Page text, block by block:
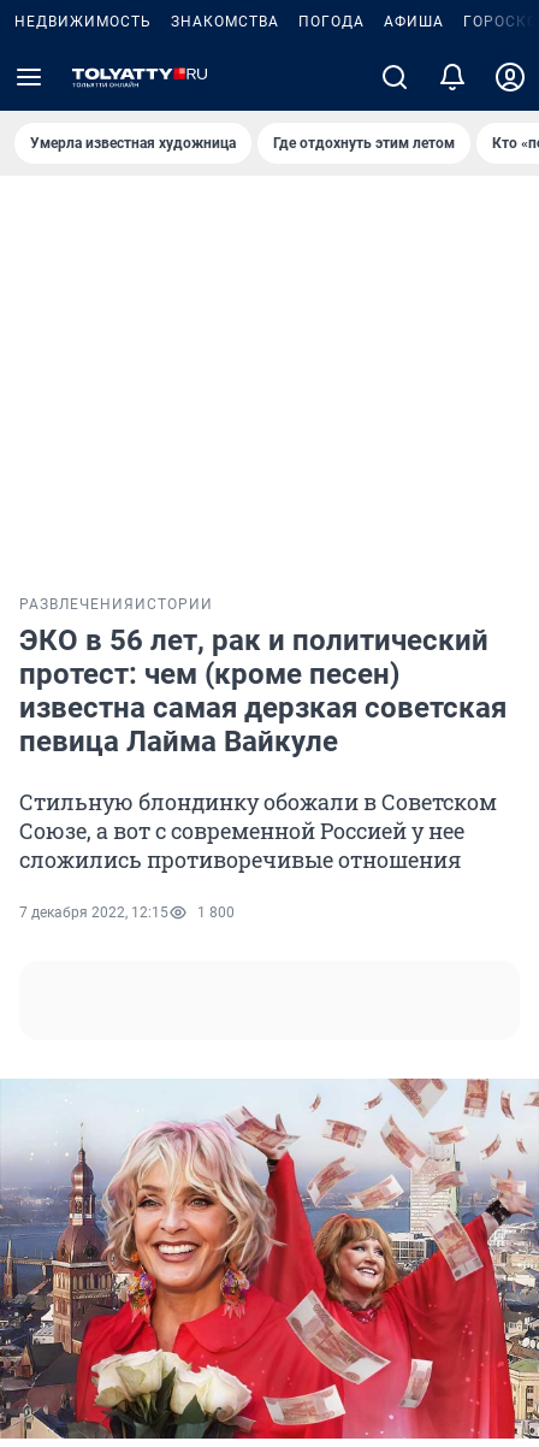
НЕДВИЖИМОСТЬ ЗНАКОМСТВА ПОГОДА АФИША
Умерла известная художница Где отдохнуть этим летом Кто
РАЗВЛЕЧЕНИЯ ИСТОРИИ
ЭКО в 56 лет, рак и политический
протест: чем (кроме песен)
известна самая дерзкая советская
певица Лайма Вайкуле
Стильную блондинку обожали в Советском
Союзе, а вот с современной Россией у нее
сложились противоречивые отношения
7 декабря 2022, 12:15 1 800